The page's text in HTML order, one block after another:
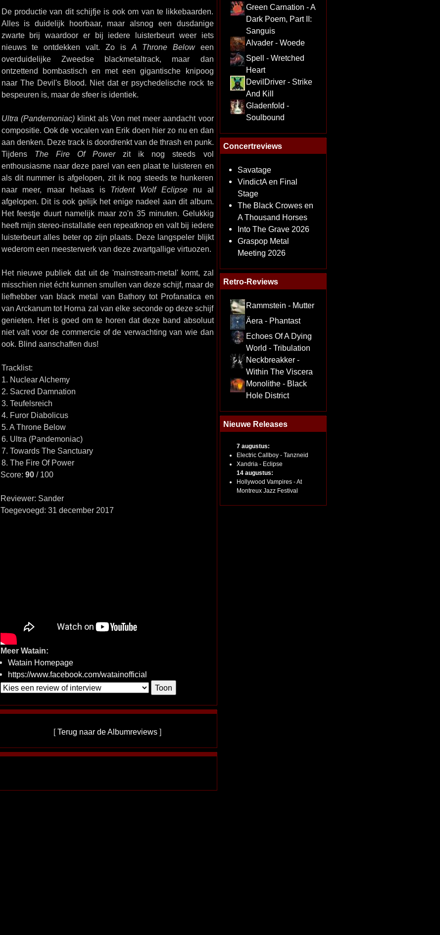
De productie van dit schijfje is ook om van te likkebaarden.
Alles is duidelijk hoorbaar, maar alsnog een dusdanige
zwarte brij waardoor er bij iedere luisterbeurt weer iets
nieuws te ontdekken valt. Zo is A Throne Beloween
overduidelijke Zweedse blackmetaltrack, maar dan
ontzettend bombastisch en met een gigantische knipoog
naar The Devil's Blood. Niet dat er psychedelische rock te
bespeuren is, maar de sfeer is identiek.
Ultra (Pandemoniac)klinkt als Von met meer aandacht voor
compositie. Ook de vocalen van Erik doen hier zo nu en dan
aan denken. Deze track is doordrenkt van de thrash en punk.
Tijdens The Fire Of Powerzit ik nog steeds vol
enthousiasme naar deze parel van een plaat te luisteren en
als dit nummer is afgelopen, zit ik nog steeds te hunkeren
naar meer, maar helaas is Trident Wolf Eclipsenu al
afgelopen. Dit is ook gelijk het enige nadeel aan dit album.
Het feestje duurt namelijk maar zo'n 35 minuten. Gelukkig
heeft mijn stereo-installatie een repeatknop en valt bij iedere
luisterbeurt alles beter op zijn plaats. Deze langspeler blijkt
wederom een meesterwerk van deze zwartgallige virtuozen.
Het nieuwe publiek dat uit de 'mainstream-metal' komt, zal
misschien niet écht kunnen smullen van deze schijf, maar de
liefhebber van black metal van Bathory tot Profanatica en
van Arckanum tot Horna zal van elke seconde op deze schijf
genieten. Het is goed om te horen dat deze band absoluut
niet valt voor de commercie of de verwachting van wie dan
ook. Blind aanschaffen dus!
Tracklist:
1. Nuclear Alchemy
2. Sacred Damnation
3. Teufelsreich
4. Furor Diabolicus
5. A Throne Below
6. Ultra (Pandemoniac)
7. Towards The Sanctuary
8. The Fire Of Power
Score: 90/ 100
Reviewer: Sander
Toegevoegd: 31 december 2017
Meer Watain:
Watain Homepage
https://www.facebook.com/watainofficial
[Terug naar de Albumreviews ]
Green Carnation - A
Dark Poem, Part II:
Sanguis
Alvader - Woede
Spell - Wretched
Heart
DevilDriver - Strike
And Kill
Gladenfold -
Soulbound
Concertreviews
Savatage
VindictA en Final
Stage
The Black Crowes en
A Thousand Horses
Into The Grave 2026
Graspop Metal
Meeting 2026
Retro-Reviews
Rammstein - Mutter
Äera - Phantast
Echoes Of A Dying
World - Tribulation
Neckbreakker -
Within The Viscera
Monolithe - Black
Hole District
Nieuwe Releases
7 augustus:
Electric Callboy - Tanzneid
Xandria - Eclipse
14 augustus:
Hollywood Vampires - At
Montreux Jazz Festival